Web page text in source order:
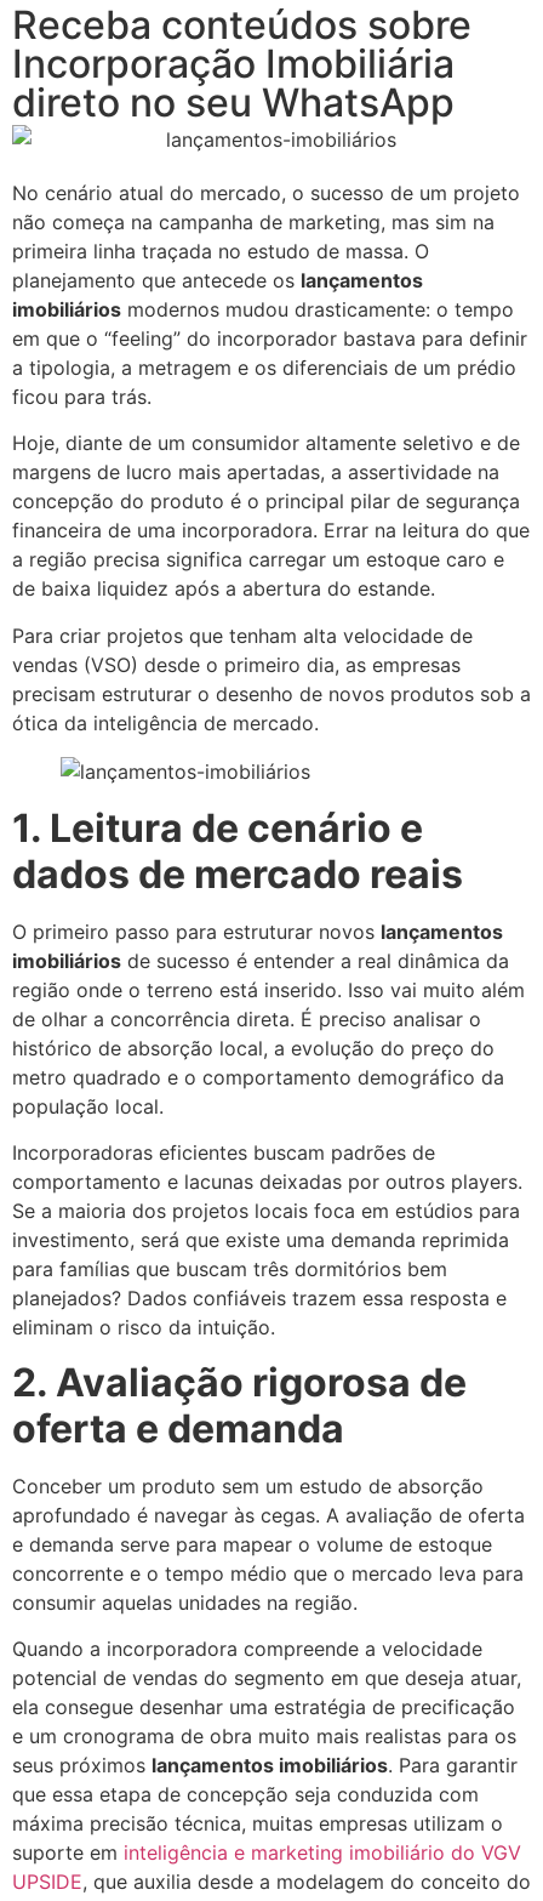
Receba conteúdos sobre
Incorporação Imobiliária
direto no seu WhatsApp
No cenário atual do mercado, o sucesso de um projeto
não começa na campanha de marketing, mas sim na
primeira linha traçada no estudo de massa. O
planejamento que antecede os lançamentos
imobiliários modernos mudou drasticamente: o tempo
em que o “feeling” do incorporador bastava para definir
a tipologia, a metragem e os diferenciais de um prédio
ficou para trás.
Hoje, diante de um consumidor altamente seletivo e de
margens de lucro mais apertadas, a assertividade na
concepção do produto é o principal pilar de segurança
financeira de uma incorporadora. Errar na leitura do que
a região precisa significa carregar um estoque caro e
de baixa liquidez após a abertura do estande.
Para criar projetos que tenham alta velocidade de
vendas (VSO) desde o primeiro dia, as empresas
precisam estruturar o desenho de novos produtos sob a
ótica da inteligência de mercado.
1. Leitura de cenário e
dados de mercado reais
O primeiro passo para estruturar novos lançamentos
imobiliários de sucesso é entender a real dinâmica da
região onde o terreno está inserido. Isso vai muito além
de olhar a concorrência direta. É preciso analisar o
histórico de absorção local, a evolução do preço do
metro quadrado e o comportamento demográfico da
população local.
Incorporadoras eficientes buscam padrões de
comportamento e lacunas deixadas por outros players.
Se a maioria dos projetos locais foca em estúdios para
investimento, será que existe uma demanda reprimida
para famílias que buscam três dormitórios bem
planejados? Dados confiáveis trazem essa resposta e
eliminam o risco da intuição.
2. Avaliação rigorosa de
oferta e demanda
Conceber um produto sem um estudo de absorção
aprofundado é navegar às cegas. A avaliação de oferta
e demanda serve para mapear o volume de estoque
concorrente e o tempo médio que o mercado leva para
consumir aquelas unidades na região.
Quando a incorporadora compreende a velocidade
potencial de vendas do segmento em que deseja atuar,
ela consegue desenhar uma estratégia de precificação
e um cronograma de obra muito mais realistas para os
seus próximos lançamentos imobiliários. Para garantir
que essa etapa de concepção seja conduzida com
máxima precisão técnica, muitas empresas utilizam o
suporte em inteligência e marketing imobiliário do VGV
UPSIDE, que auxilia desde a modelagem do conceito do